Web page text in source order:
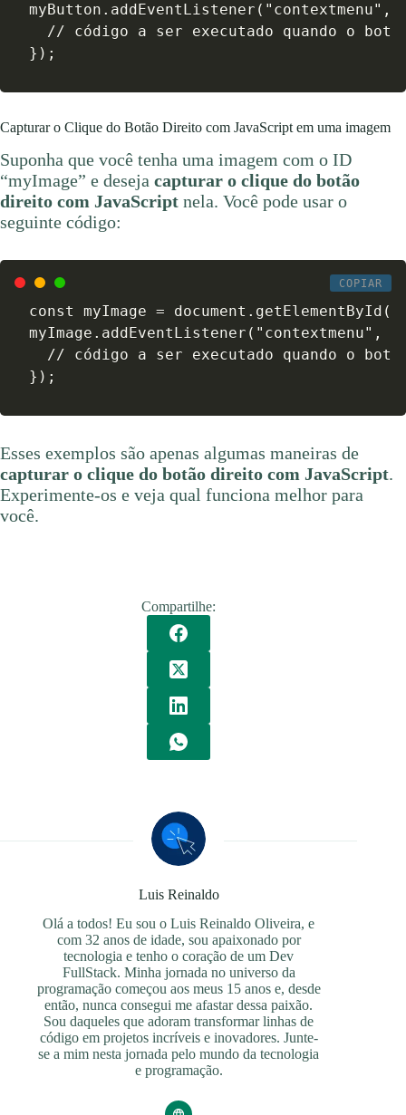
// código a ser executado quando o
});
Capturar o Clique do Botão Direito com JavaScript em uma imagem
Suponha que você tenha uma imagem com o ID
“myImage” e deseja capturar o clique do botão
direito com JavaScript nela. Você pode usar o
seguinte código:
COPIAR
const myImage =
// código a ser executado quando o
});
Esses exemplos são apenas algumas maneiras de
capturar o clique do botão direito com JavaScript.
Experimente-os e veja qual funciona melhor para
você.
Compartilhe:
Luis Reinaldo
Olá a todos! Eu sou o Luis Reinaldo Oliveira, e
com 32 anos de idade, sou apaixonado por
tecnologia e tenho o coração de um Dev
FullStack. Minha jornada no universo da
programação começou aos meus 15 anos e, desde
então, nunca consegui me afastar dessa paixão.
Sou daqueles que adoram transformar linhas de
código em projetos incríveis e inovadores. Junte-
se a mim nesta jornada pelo mundo da tecnologia
e programação.